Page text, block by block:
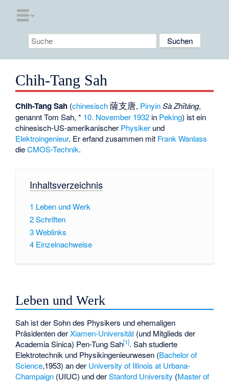
Chih-Tang Sah
Chih-Tang Sah (chinesisch 薩支唐, Pinyin Sà Zhītáng,
genannt Tom Sah, * 10. November 1932 in Peking) ist ein
chinesisch-US-amerikanischer Physiker und
Elektroingenieur. Er erfand zusammen mit Frank Wanlass
dieCMOS-Technik.
Inhaltsverzeichnis
1 Leben und Werk
2Schriften
3Weblinks
4 Einzelnachweise
Leben und Werk
Sah ist der Sohn des Physikers und ehemaligen
Präsidenten derXiamen-Universität (und Mitglieds der
Academia Sinica) Pen-Tung Sah[1]. Sah studierte
Elektrotechnik und Physikingenieurwesen (Bachelor of
Science,1953) an der University of Illinois at Urbana-
Champaign (UIUC) und derStanford University (Master of